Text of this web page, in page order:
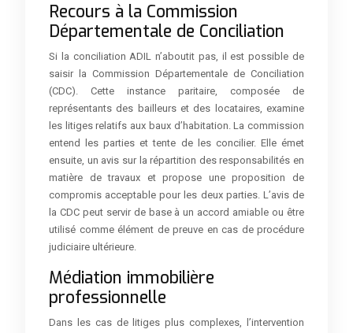
Recours à la Commission
Départementale de Conciliation
Si la conciliation ADIL n’aboutit pas, il est possible de
saisir la Commission Départementale de Conciliation
(CDC). Cette instance paritaire, composée de
représentants des bailleurs et des locataires, examine
les litiges relatifs aux baux d’habitation. La commission
entend les parties et tente de les concilier. Elle émet
ensuite, un avis sur la répartition des responsabilités en
matière de travaux et propose une proposition de
compromis acceptable pour les deux parties. L’avis de
la CDC peut servir de base à un accord amiable ou être
utilisé comme élément de preuve en cas de procédure
judiciaire ultérieure.
Médiation immobilière
professionnelle
Dans les cas de litiges plus complexes, l’intervention